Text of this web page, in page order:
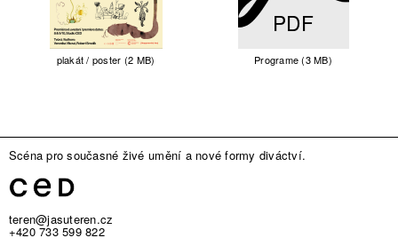
plakát / poster (2 MB)
PDF
Programe (3 MB)
Scéna pro současné živé umění a nové formy diváctví.
teren@jasuteren.cz
+420 733 599 822